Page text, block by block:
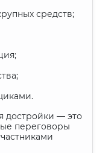
средств;
достройки — это
переговоры